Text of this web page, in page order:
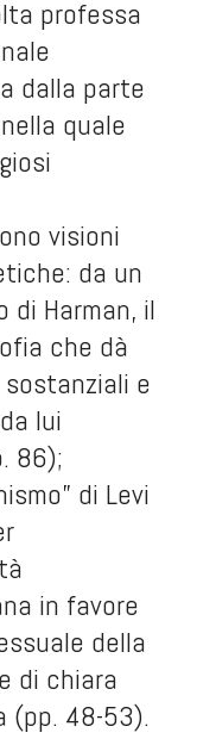
professa
dalla parte
quale
visioni
da un
Harman, il
che dà
e
lui
86);
di Levi
in favore
della
di chiara
(pp. 48-53).